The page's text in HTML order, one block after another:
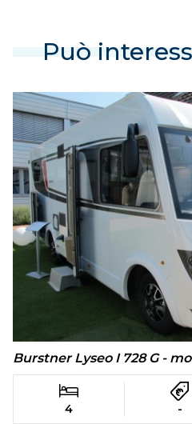
Può
Burstner Lyseo I 728 G -
4 -